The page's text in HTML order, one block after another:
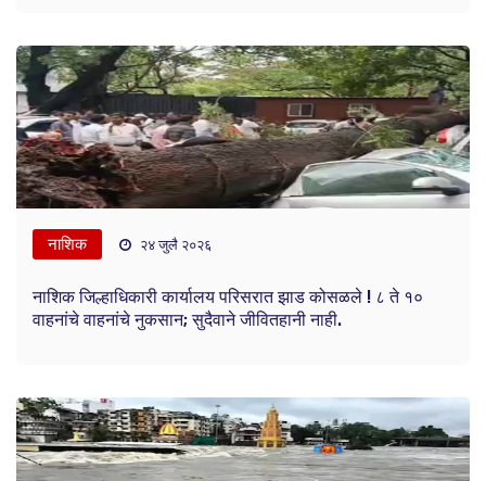
नाशिक २४ जुलै २०२६
नाशिक जिल्हाधिकारी कार्यालय परिसरात झाड कोसळले ! ८ ते १०
वाहनांचे वाहनांचे नुकसान; सुदैवाने जीवितहानी नाही.